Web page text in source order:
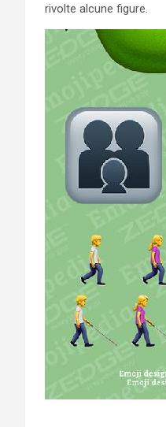
rivolte alcune figure.